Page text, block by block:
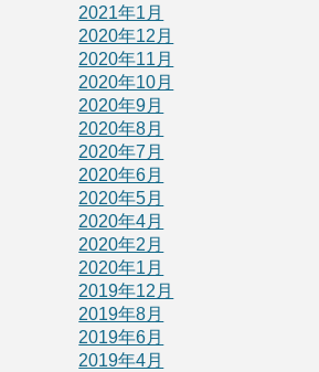
2021年1月
2020年12月
2020年11月
2020年10月
2020年9月
2020年8月
2020年7月
2020年6月
2020年5月
2020年4月
2020年2月
2020年1月
2019年12月
2019年8月
2019年6月
2019年4月